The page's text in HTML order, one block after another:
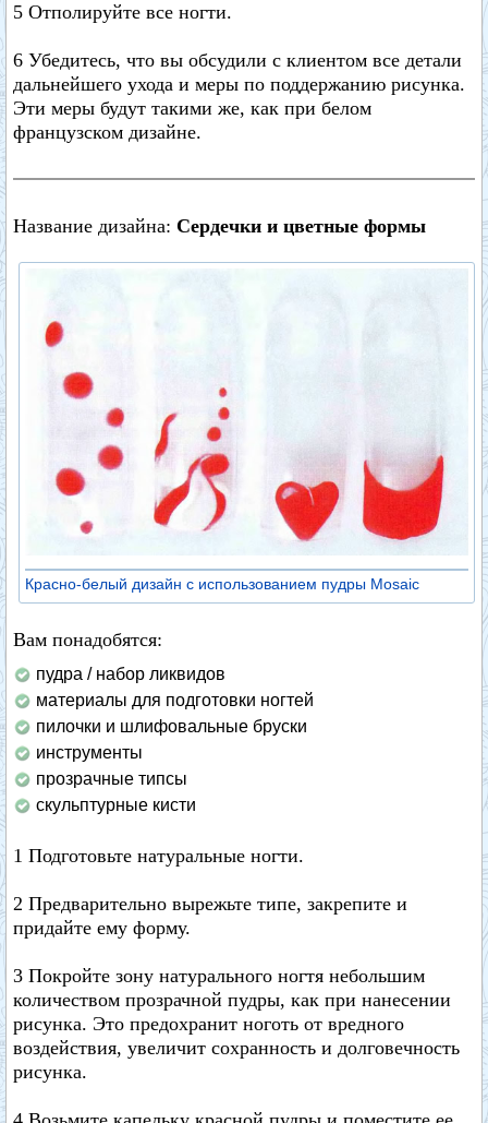
5 Отполируйте все ногти.
6 Убедитесь, что вы обсудили с клиентом все детали
дальнейшего ухода и меры по поддержанию рисунка.
Эти меры будут такими же, как при белом
французском дизайне.
Название дизайна: Сердечки и цветные формы
Красно-белый дизайн с использованием пудры Mosaic
Вам понадобятся:
пудра / набор ликвидов
материалы для подготовки ногтей
пилочки и шлифовальные бруски
инструменты
прозрачные типсы
скульптурные кисти
1 Подготовьте натуральные ногти.
2 Предварительно вырежьте типе, закрепите и
придайте ему форму.
3 Покройте зону натурального ногтя небольшим
количеством прозрачной пудры, как при нанесении
рисунка. Это предохранит ноготь от вредного
воздействия, увеличит сохранность и долговечность
рисунка.